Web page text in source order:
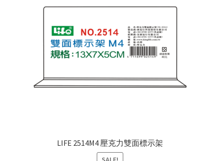
LIFE 2514M4 壓克力雙面標示架